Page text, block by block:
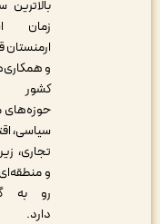
بالاترین سطح از
زمان استقلال
ارمنستان قرار دارد
و همکاری‌های دو
کشور در
حوزه‌های مختلف
سیاسی، اقتصادی،
تجاری، زیرساختی
و منطقه‌ای روندی
رو به گسترش